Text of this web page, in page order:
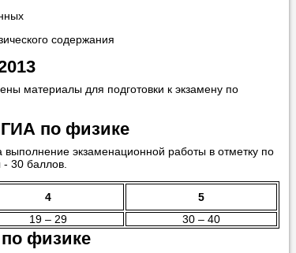
содержания
материалы для подготовки к экзамену по
по физике
экзаменационной работы в отметку по
30 баллов.
4
5
19 – 29 30 – 40
физике